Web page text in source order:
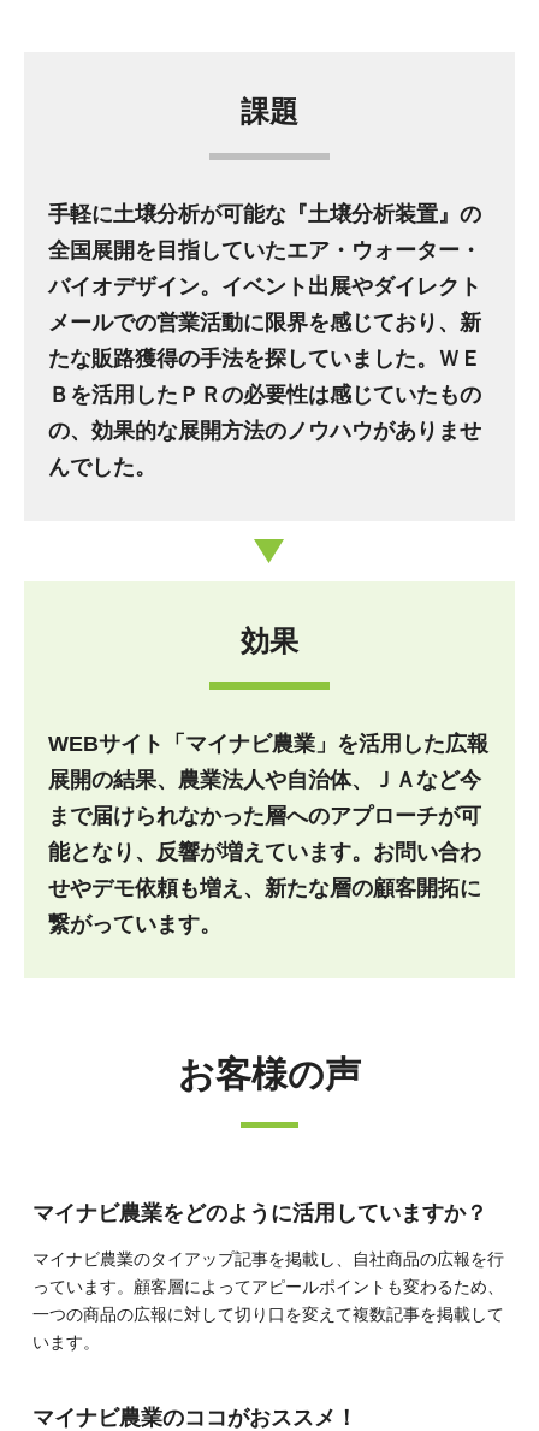
課題
手軽に土壌分析が可能な『土壌分析装置』の
全国展開を目指していたエア・ウォーター・
バイオデザイン。イベント出展やダイレクト
メールでの営業活動に限界を感じており、新
たな販路獲得の手法を探していました。ＷＥ
Ｂを活用したＰＲの必要性は感じていたもの
の、効果的な展開方法のノウハウがありませ
んでした。
効果
WEBサイト「マイナビ農業」を活用した広報
展開の結果、農業法人や自治体、ＪＡなど今
まで届けられなかった層へのアプローチが可
能となり、反響が増えています。お問い合わ
せやデモ依頼も増え、新たな層の顧客開拓に
繋がっています。
お客様の声
マイナビ農業をどのように活用していますか？
マイナビ農業のタイアップ記事を掲載し、自社商品の広報を行
っています。顧客層によってアピールポイントも変わるため、
一つの商品の広報に対して切り口を変えて複数記事を掲載して
います。
マイナビ農業のココがおススメ！